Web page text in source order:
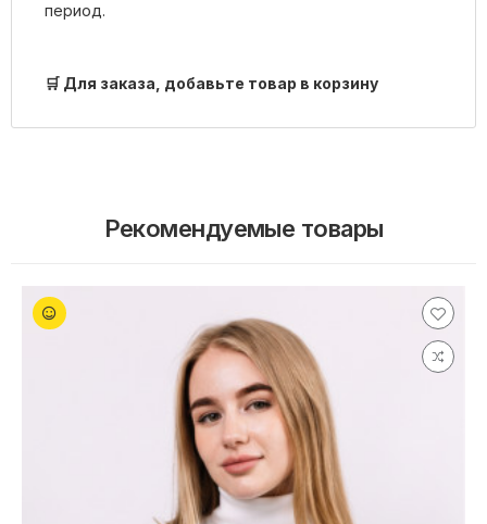
период.
🛒 Для заказа, добавьте товар в корзину
Рекомендуемые товары